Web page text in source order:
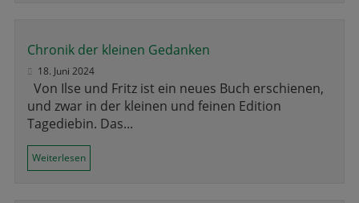
Chronik der kleinen Gedanken
18. Juni 2024
Von Ilse und Fritz ist ein neues Buch erschienen,
und zwar in der kleinen und feinen Edition
Tagediebin. Das...
Weiterlesen